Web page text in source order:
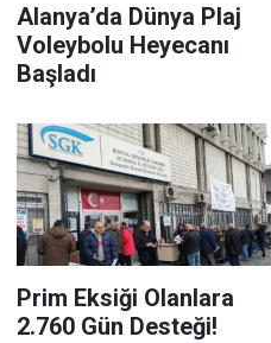
Alanya’da Dünya Plaj
Voleybolu Heyecanı
Başladı
Prim Eksiği Olanlara
2.760 Gün Desteği!